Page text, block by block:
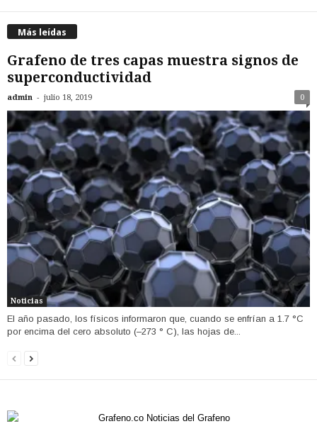
Más leídas
Grafeno de tres capas muestra signos de
superconductividad
admin - julio 18, 2019 0
Noticias
El año pasado, los físicos informaron que, cuando se enfrían a 1.7 °C
por encima del cero absoluto (–273 ° C), las hojas de...